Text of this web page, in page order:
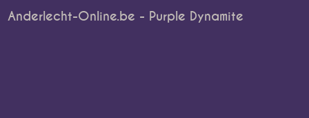
Anderlecht-Online.be - Purple Dynamite